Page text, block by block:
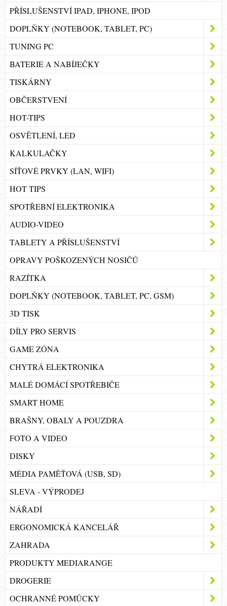
PŘÍSLUŠENSTVÍ IPAD, IPHONE, IPOD
DOPLŇKY (NOTEBOOK, TABLET, PC)
TUNING PC
BATERIE A NABÍJEČKY
TISKÁRNY
OBČERSTVENÍ
HOT-TIPS
OSVĚTLENÍ, LED
KALKULAČKY
SÍŤOVÉ PRVKY (LAN, WIFI)
HOT TIPS
SPOTŘEBNÍ ELEKTRONIKA
AUDIO-VIDEO
TABLETY A PŘÍSLUŠENSTVÍ
OPRAVY POŠKOZENÝCH NOSIČŮ
RAZÍTKA
DOPLŇKY (NOTEBOOK, TABLET, PC, GSM)
3D TISK
DÍLY PRO SERVIS
GAME ZÓNA
CHYTRÁ ELEKTRONIKA
MALÉ DOMÁCÍ SPOTŘEBIČE
SMART HOME
BRAŠNY, OBALY A POUZDRA
FOTO A VIDEO
DISKY
MÉDIA PAMĚŤOVÁ (USB, SD)
SLEVA - VÝPRODEJ
NÁŘADÍ
ERGONOMICKÁ KANCELÁŘ
ZAHRADA
PRODUKTY MEDIARANGE
DROGERIE
OCHRANNÉ POMŮCKY